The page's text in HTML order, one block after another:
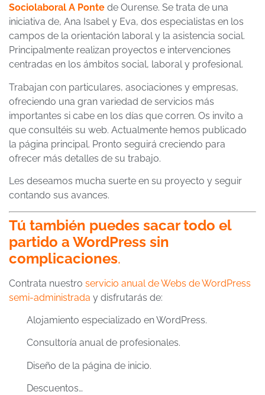
Sociolaboral A Ponte de Ourense. Se trata de una
iniciativa de, Ana Isabel y Eva, dos especialistas en los
campos de la orientación laboral y la asistencia social.
Principalmente realizan proyectos e intervenciones
centradas en los ámbitos social, laboral y profesional.
Trabajan con particulares, asociaciones y empresas,
ofreciendo una gran variedad de servicios más
importantes si cabe en los días que corren. Os invito a
que consultéis su web. Actualmente hemos publicado
la página principal. Pronto seguirá creciendo para
ofrecer más detalles de su trabajo.
Les deseamos mucha suerte en su proyecto y seguir
contando sus avances.
Tú también puedes sacar todo el
partido a WordPress sin
complicaciones.
Contrata nuestro servicio anual de Webs de WordPress
semi-administrada y disfrutarás de:
Alojamiento especializado en WordPress.
Consultoría anual de profesionales.
Diseño de la página de inicio.
Descuentos…